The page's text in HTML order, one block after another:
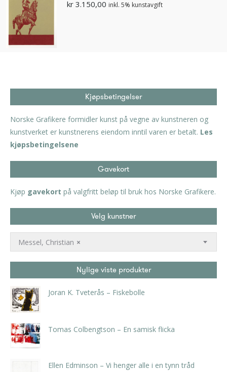
kr 3.150,00 inkl. 5% kunstavgift
Kjøpsbetingelser
Norske Grafikere formidler kunst på vegne av kunstneren og
kunstverket er kunstnerens eiendom inntil varen er betalt. Les
kjøpsbetingelsene
Gavekort
Kjøp gavekort på valgfritt beløp til bruk hos Norske Grafikere.
Velg kunstner
×
Messel, Christian
Nylige viste produkter
Joran K. Tveterås – Fiskebolle
Tomas Colbengtson – En samisk flicka
Ellen Edminson – Vi henger alle i en tynn tråd